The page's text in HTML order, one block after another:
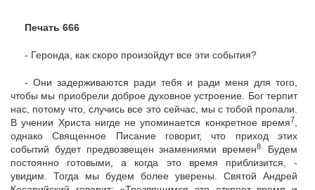
Печать 666
- Геронда, как скоро произойдут все эти события?
- Они задерживаются ради тебя и ради меня для того,
чтобы мы приобрели доброе духовное устроение. Бог терпит
нас, потому что, случись все это сейчас, мы с тобой пропали.
В учении Христа нигде не упоминается конкретное время7
однако Священное Писание говорит, что приход этих
событий будет предвозвещен знамениями времен8. Будем
постоянно готовыми, а когда это время приблизится, -
увидим. Тогда мы будем более уверены. Святой Андрей